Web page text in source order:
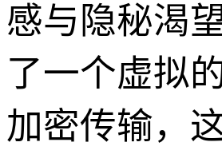
感与隐秘渴
了一个虚拟
加密传输，